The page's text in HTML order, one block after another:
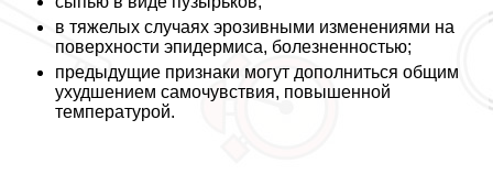
в тяжелых случаях эрозивными изменениями на
поверхности эпидермиса, болезненностью;
предыдущие признаки могут дополниться общим
ухудшением самочувствия, повышенной
температурой.